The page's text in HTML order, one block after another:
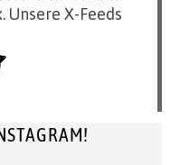
Unsere X-Feeds